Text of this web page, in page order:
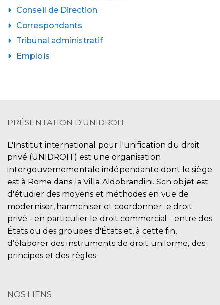
Conseil de Direction
Correspondants
Tribunal administratif
Emplois
PRÉSENTATION D'UNIDROIT
L'Institut international pour l'unification du droit
privé (UNIDROIT) est une organisation
intergouvernementale indépendante dont le siège
est à Rome dans la Villa Aldobrandini. Son objet est
d'étudier des moyens et méthodes en vue de
moderniser, harmoniser et coordonner le droit
privé - en particulier le droit commercial - entre des
États ou des groupes d'États et, à cette fin,
d’élaborer des instruments de droit uniforme, des
principes et des règles.
NOS LIENS